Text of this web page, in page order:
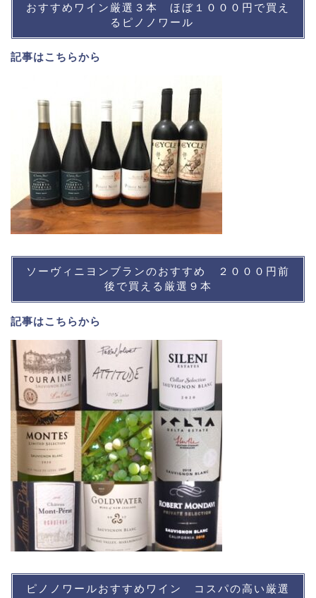
おすすめワイン厳選３本 ほぼ１０００円で買え
るピノノワール
記事はこちらから
ソーヴィニヨンブランのおすすめ ２０００円前
後で買える厳選９本
記事はこちらから
ピノノワールおすすめワイン コスパの高い厳選